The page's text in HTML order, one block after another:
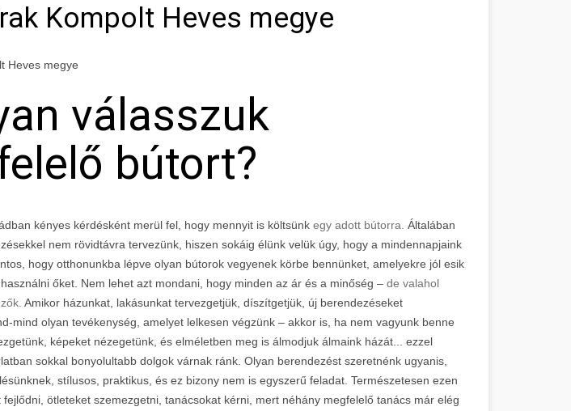
Kompolt Heves megye
Heves megye
válasszuk
bútort?
kényes kérdésként merül fel, hogy mennyit is költsünk egy adott bútorra. Általában
nem rövidtávra tervezünk, hiszen sokáig élünk velük úgy, hogy a mindennapjaink
hogy otthonunkba lépve olyan bútorok vegyenek körbe bennünket, amelyekre jól esik
őket. Nem lehet azt mondani, hogy minden az ár és a minőség – de valahol
Amikor házunkat, lakásunkat tervezgetjük, díszítgetjük, új berendezéseket
mind olyan tevékenység, amelyet lelkesen végzünk – akkor is, ha nem vagyunk benne
képeket nézegetünk, és elméletben meg is álmodjuk álmaink házát... ezzel
sokkal bonyolultabb dolgok várnak ránk. Olyan berendezést szeretnénk ugyanis,
stílusos, praktikus, és ez bizony nem is egyszerű feladat. Természetesen ezen
ötleteket szemezgetni, tanácsokat kérni, mert néhány megfelelő tanács már elég